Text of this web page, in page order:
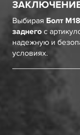
Выбирая Болт
заднего с
надежную и
условиях.